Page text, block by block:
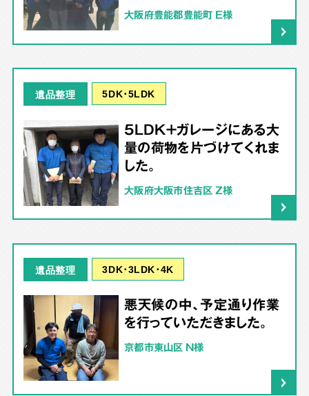
大阪府豊能郡豊能町 E様
遺品整理 5DK･5LDK
5LDK＋ガレージにある大
量の荷物を片づけてくれま
した。
大阪府大阪市住吉区 Z様
遺品整理 3DK･3LDK･4K
悪天候の中、予定通り作業
を行っていただきました。
京都市東山区 N様